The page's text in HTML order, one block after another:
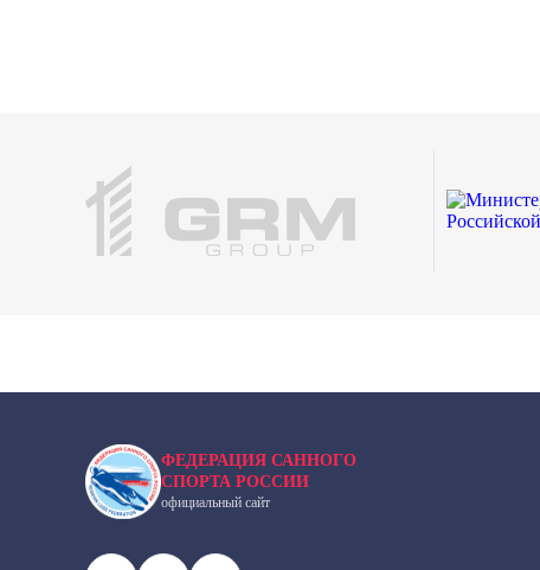
ФЕДЕРАЦИЯ САННОГО
СПОРТА РОССИИ
официальный сайт